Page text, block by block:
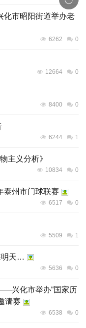
6262 0
12664 0
8400 0
6244 1
主义分析》
10834 0
泰州市门球联赛
6517 0
5509 1
明天…
5636 0
请赛
6538 0